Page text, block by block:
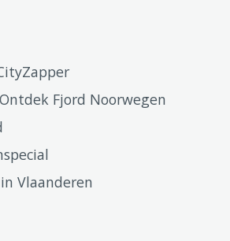
Ontdek Fjord Noorwegen
Vlaanderen